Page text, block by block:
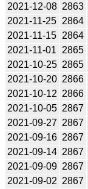
2021-12-08 2863
2021-11-25 2864
2021-11-15 2864
2021-11-01
2865
2021-10-25 2865
2021-10-20 2866
2021-10-12 2866
2021-10-05 2867
2021-09-27 2867
2021-09-16 2867
2021-09-14 2867
2021-09-09 2867
2021-09-02 2867